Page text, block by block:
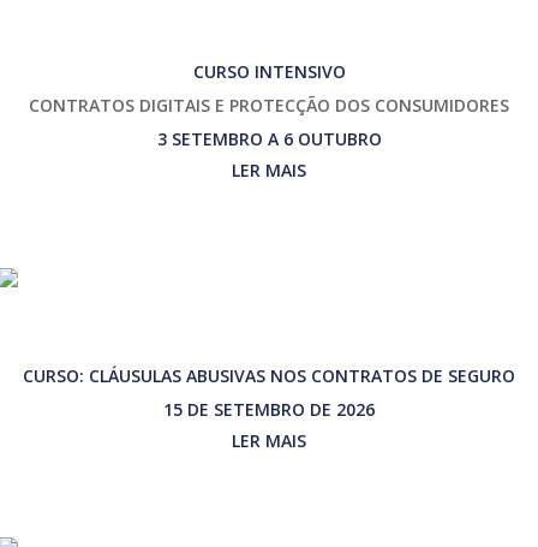
CURSO INTENSIVO
CONTRATOS DIGITAIS E PROTECÇÃO DOS CONSUMIDORES
3 SETEMBRO A 6 OUTUBRO
LER MAIS
CURSO: CLÁUSULAS ABUSIVAS NOS CONTRATOS DE SEGURO
15 DE SETEMBRO DE 2026
LER MAIS